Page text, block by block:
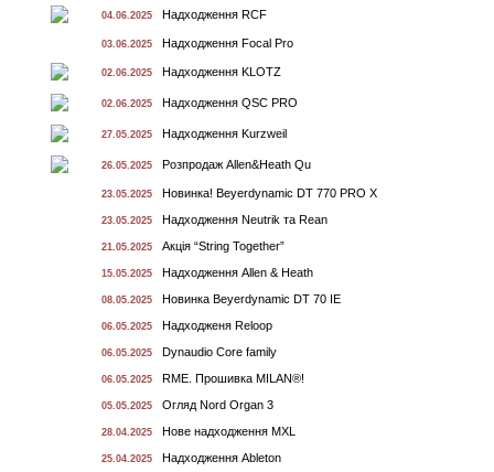
04.06.2025 Надходження RCF
03.06.2025 Надходження Focal Pro
02.06.2025 Надходження KLOTZ
02.06.2025 Надходження QSC PRO
27.05.2025 Надходження Kurzweil
26.05.2025 Розпродаж Allen&Heath Qu
23.05.2025 Новинка! Beyerdynamic DT 770 PRO X
23.05.2025 Надходження Neutrik та Rean
21.05.2025 Акція “String Together”
15.05.2025 Надходження Allen & Heath
08.05.2025 Новинка Beyerdynamic DT 70 IE
06.05.2025 Надходженя Reloop
06.05.2025 Dynaudio Core family
06.05.2025 RME. Прошивка MILAN®!
05.05.2025 Огляд Nord Organ 3
28.04.2025 Нове надходження MXL
25.04.2025 Надходження Ableton